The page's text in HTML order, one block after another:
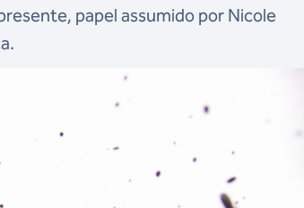
papel assumido por Nicole